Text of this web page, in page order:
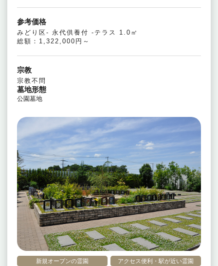
新規オープンの霊園
アクセス便利・駅が近い霊園
参考価格
みどり区- 永代供養付 -テラス 1.0㎡
総額：1,322,000円～
宗教
宗教不問
墓地形態
公園墓地